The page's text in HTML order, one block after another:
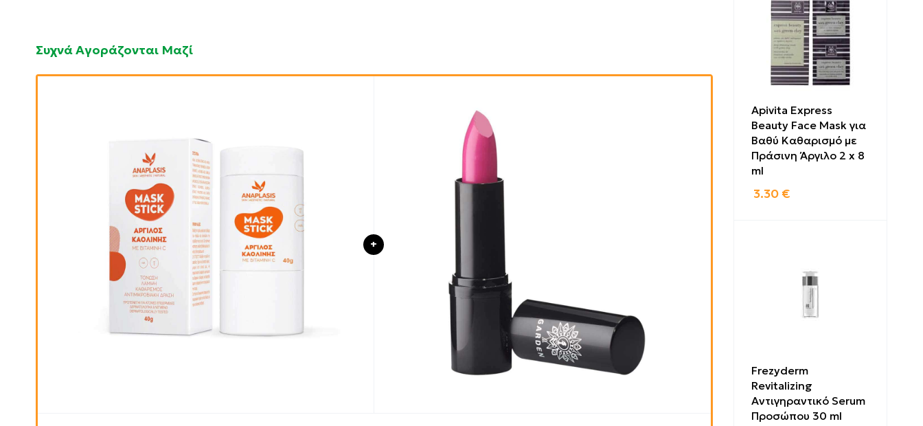
Συχνά Αγοράζονται Μαζί
Apivita Express
Beauty Face Mask για
Βαθύ Καθαρισμό με
Πράσινη Άργιλο 2 x 8
ml
3.30 €
Frezyderm
Revitalizing
Αντιγηραντικό Serum
Προσώπου 30 ml